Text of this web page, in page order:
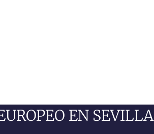
EN SEVILLA